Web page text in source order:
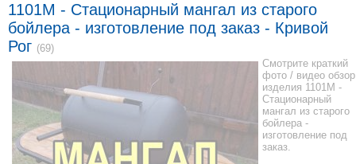
1101M - Стационарный мангал из старого
бойлера - изготовление под заказ - Кривой
Рог (69)
Смотрите краткий
фото / видео обзор
изделия 1101M -
Стационарный
мангал из старого
бойлера -
изготовление под
заказ.